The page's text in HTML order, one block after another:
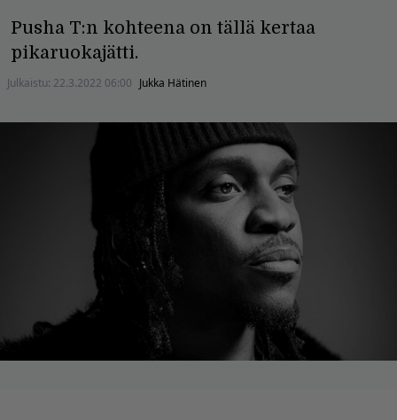
Pusha T:n kohteena on tällä kertaa
pikaruokajätti.
Julkaistu: 22.3.2022 06:00 Jukka Hätinen